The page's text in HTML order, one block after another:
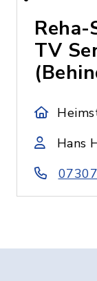
TV
Hans